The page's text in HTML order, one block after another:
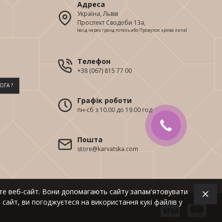
?
Адреса
Україна, Львів
Проспект Сводоби 13а,
(вхід через гранд готель або Провулок крива липа)
Телефон
+38 (067) 815 77 00
Графік роботи
пн-сб з 10.00 до 19.00 год
Пошта
store@karvatska.com
веб-сайт. Вони допомагають сайту запам'ятовувати
ви погоджуєтеся на використання кукі файлів у